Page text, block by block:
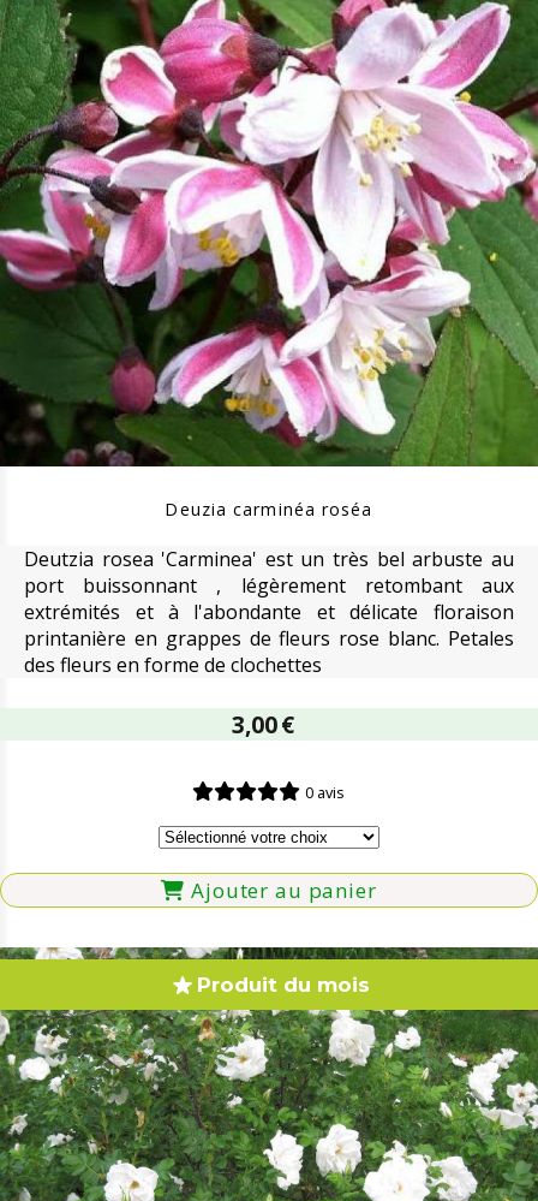
Deuzia carminéa roséa
Deutzia rosea 'Carminea' est un très bel arbuste au
port buissonnant , légèrement retombant aux
extrémités et à l'abondante et délicate floraison
printanière en grappes de fleurs rose blanc. Petales
des fleurs en forme de clochettes
3,00€
0 avis
Ajouter au panier
Produit du mois